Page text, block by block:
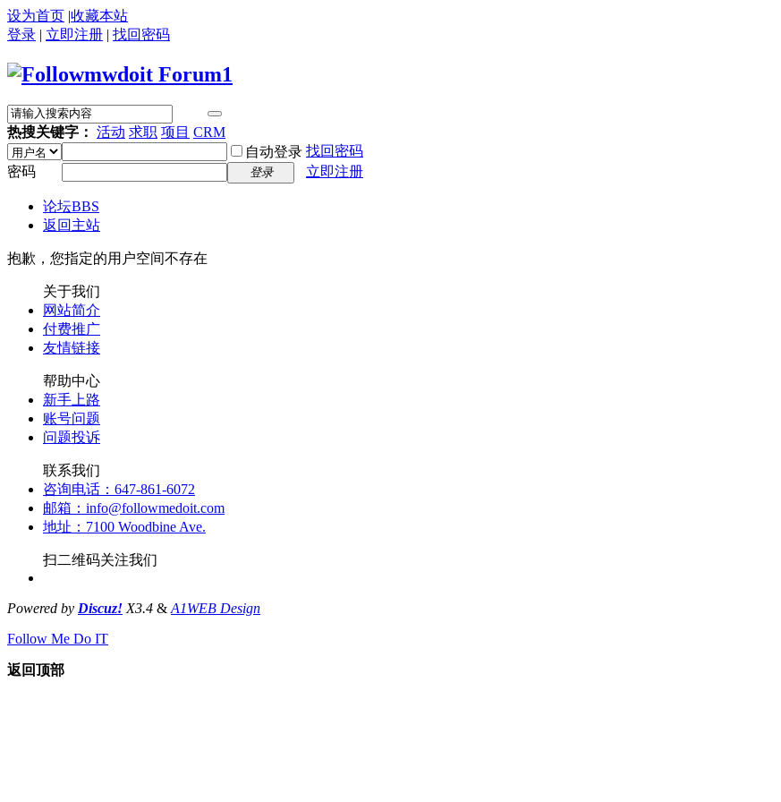
设为首页 |收藏本站
登录 | 立即注册 | 找回密码
热搜关键字： 活动 求职 项目 CRM
自动登录 找回密码
密码
登录 立即注册
论坛BBS
返回主站
抱歉，您指定的用户空间不存在
关于我们
网站简介
付费推广
友情链接
帮助中心
新手上路
账号问题
问题投诉
联系我们
咨询电话：647-861-6072
邮箱：info@followmedoit.com
地址：7100 Woodbine Ave.
扫二维码关注我们
Powered by Discuz! X3.4 & A1WEB Design
Follow Me Do IT
返回顶部